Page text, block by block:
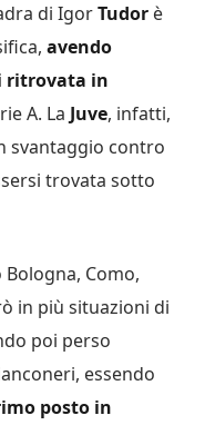
di IgorTudor è
avendo
ritrovata in
A. La Juve, infatti,
svantaggio contro
trovata sotto
Como,
in più situazioni di
poi perso
essendo
posto in